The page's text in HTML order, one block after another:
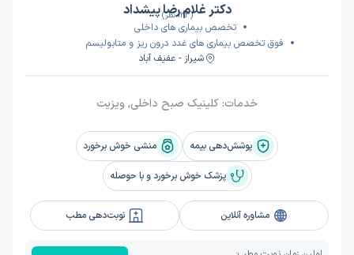
(133 نظر)
دکتر غلام رضا پیشداد
تخصص بیماری های داخلی
فوق تخصص بیماری های غدد درون ریز و متابولیسم
شیراز - عفیف آباد
خدمات: کلینیک صبح داخلی, ویزیت
پوشش‌دهی بیمه منشی خوش برخورد
پزشک خوش برخورد و با حوصله
مشاوره آنلاین نوبت‌دهی مطب